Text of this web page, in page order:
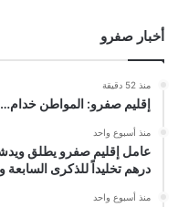
أخبار صفرو
منذ 52 دقيقة
إقليم صفرو: المواطن
منذ أسبوع واحد
درهم تخليداً للذكرى
منذ أسبوع واحد